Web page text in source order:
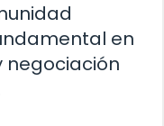
en
negociación